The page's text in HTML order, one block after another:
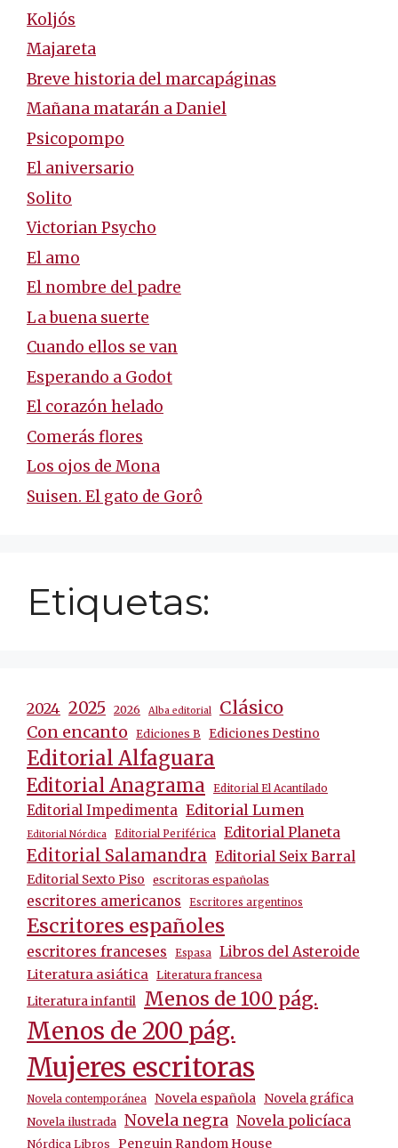
Koljós
Majareta
Breve historia del marcapáginas
Mañana matarán a Daniel
Psicopompo
El aniversario
Solito
Victorian Psycho
El amo
El nombre del padre
La buena suerte
Cuando ellos se van
Esperando a Godot
El corazón helado
Comerás flores
Los ojos de Mona
Suisen. El gato de Gorô
Etiquetas:
2024 2025 2026 Alba editorial Clásico
Con encanto Ediciones B Ediciones Destino
Editorial Alfaguara
Editorial Anagrama Editorial El Acantilado
Editorial Impedimenta Editorial Lumen
Editorial Nórdica Editorial Periférica Editorial Planeta
Editorial Salamandra Editorial Seix Barral
Editorial Sexto Piso escritoras españolas
escritores americanos Escritores argentinos
Escritores españoles
escritores franceses Espasa Libros del Asteroide
Literatura asiática Literatura francesa
Literatura infantil Menos de 100 pág.
Menos de 200 pág.
Mujeres escritoras
Novela contemporánea Novela española Novela gráfica
Novela ilustrada Novela negra Novela policíaca
Nórdica Libros Penguin Random House